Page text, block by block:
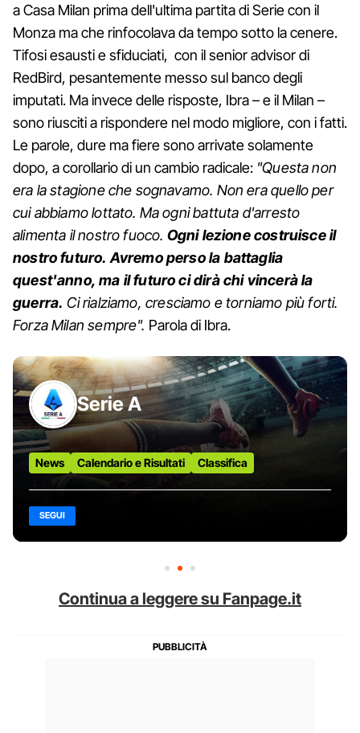
a Casa Milan prima dell'ultima partita di Serie con il
Monza ma che rinfocolava da tempo sotto la cenere.
Tifosi esausti e sfiduciati, con il senior advisor di
RedBird, pesantemente messo sul banco degli
imputati. Ma invece delle risposte, Ibra – e il Milan –
sono riusciti a rispondere nel modo migliore, con i fatti.
Le parole, dure ma fiere sono arrivate solamente
dopo, a corollario di un cambio radicale: "Questa non
era la stagione che sognavamo. Non era quello per
cui abbiamo lottato. Ma ogni battuta d'arresto
alimenta il nostro fuoco. Ogni lezione costruisce il
nostro futuro. Avremo perso la battaglia
quest'anno, ma il futuro ci dirà chi vincerà la
guerra. Ci rialziamo, cresciamo e torniamo più forti.
Forza Milan sempre". Parola di Ibra.
Serie A
News Calendario e Risultati Classifica
SEGUI
Continua a leggere su Fanpage.it